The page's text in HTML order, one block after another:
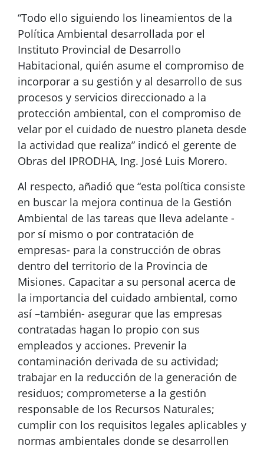
“Todo ello siguiendo los lineamientos de la
Política Ambiental desarrollada por el
Instituto Provincial de Desarrollo
Habitacional, quién asume el compromiso de
incorporar a su gestión y al desarrollo de sus
procesos y servicios direccionado a la
protección ambiental, con el compromiso de
velar por el cuidado de nuestro planeta desde
la actividad que realiza” indicó el gerente de
Obras del IPRODHA, Ing. José Luis Morero.
Al respecto, añadió que “esta política consiste
en buscar la mejora continua de la Gestión
Ambiental de las tareas que lleva adelante -
por sí mismo o por contratación de
empresas- para la construcción de obras
dentro del territorio de la Provincia de
Misiones. Capacitar a su personal acerca de
la importancia del cuidado ambiental, como
así –también- asegurar que las empresas
contratadas hagan lo propio con sus
empleados y acciones. Prevenir la
contaminación derivada de su actividad;
trabajar en la reducción de la generación de
residuos; comprometerse a la gestión
responsable de los Recursos Naturales;
cumplir con los requisitos legales aplicables y
normas ambientales donde se desarrollen